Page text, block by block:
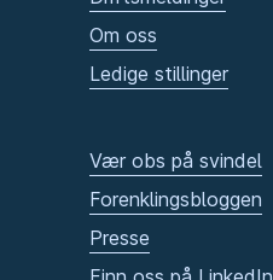
Om oss
Ledige stillinger
Vær obs på svindel
Forenklingsbloggen
Presse